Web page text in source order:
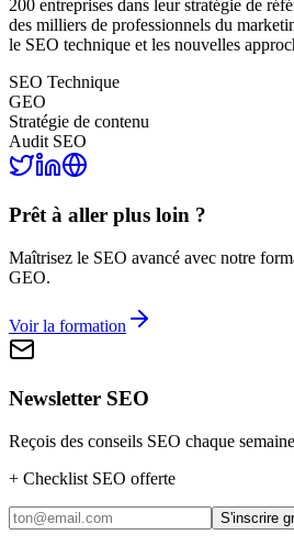
200 entreprises dans leur stratégie de
des milliers de professionnels du
le SEO technique et les nouvelles
SEO Technique
GEO
Stratégie de contenu
Audit SEO
Prêt à aller plus loin ?
Maîtrisez le SEO avancé avec notre
GEO.
Voir la formation
Newsletter SEO
Reçois des conseils SEO chaque
+ Checklist SEO offerte
S'inscrire